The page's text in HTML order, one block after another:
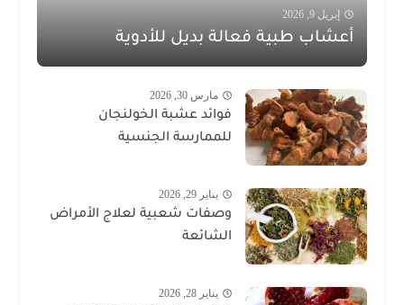
إبريل 9, 2026
أعشاب طبية فعالة بديل للأدوية
مارس 30, 2026
فوائد عشبة الخولنجان
للممارسة الجنسية
يناير 29, 2026
وصفات شعبية لعلاج الأمراض
الشائعة
يناير 28, 2026